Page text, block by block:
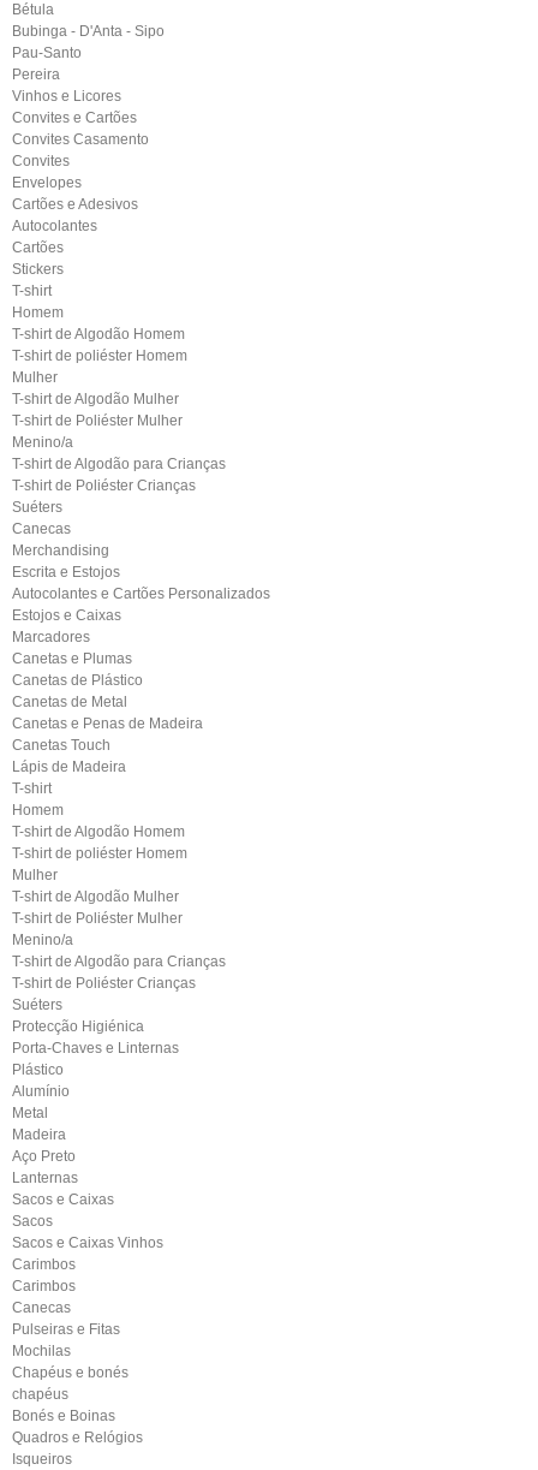
Bétula
Bubinga - D'Anta - Sipo
Pau-Santo
Pereira
Vinhos e Licores
Convites e Cartões
Convites Casamento
Convites
Envelopes
Cartões e Adesivos
Autocolantes
Cartões
Stickers
T-shirt
Homem
T-shirt de Algodão Homem
T-shirt de poliéster Homem
Mulher
T-shirt de Algodão Mulher
T-shirt de Poliéster Mulher
Menino/a
T-shirt de Algodão para Crianças
T-shirt de Poliéster Crianças
Suéters
Canecas
Merchandising
Escrita e Estojos
Autocolantes e Cartões Personalizados
Estojos e Caixas
Marcadores
Canetas e Plumas
Canetas de Plástico
Canetas de Metal
Canetas e Penas de Madeira
Canetas Touch
Lápis de Madeira
T-shirt
Homem
T-shirt de Algodão Homem
T-shirt de poliéster Homem
Mulher
T-shirt de Algodão Mulher
T-shirt de Poliéster Mulher
Menino/a
T-shirt de Algodão para Crianças
T-shirt de Poliéster Crianças
Suéters
Protecção Higiénica
Porta-Chaves e Linternas
Plástico
Alumínio
Metal
Madeira
Aço Preto
Lanternas
Sacos e Caixas
Sacos
Sacos e Caixas Vinhos
Carimbos
Carimbos
Canecas
Pulseiras e Fitas
Mochilas
Chapéus e bonés
chapéus
Bonés e Boinas
Quadros e Relógios
Isqueiros